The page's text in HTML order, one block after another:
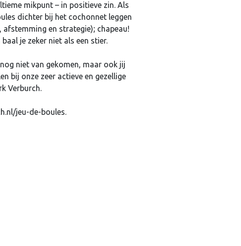
mikpunt – in positieve zin. Als
dichter bij het cochonnet leggen
en strategie); chapeau!
je zeker niet als een stier.
niet van gekomen, maar ook jij
bij onze zeer actieve en gezellige
Verburch.
jeu-de-boules.